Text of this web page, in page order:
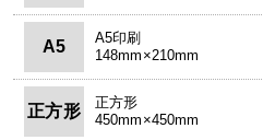
A5
A5印刷
148mm×210mm
正方形
正方形
450mm×450mm